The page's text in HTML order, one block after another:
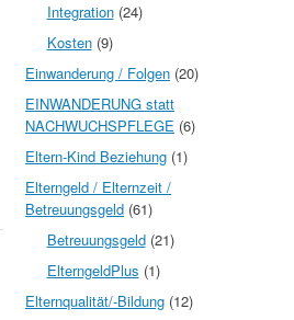
Integration(24)
Kosten(9)
Einwanderung / Folgen (20)
EINWANDERUNG statt
NACHWUCHSPFLEGE (6)
Eltern-Kind Beziehung (1)
Elterngeld / Elternzeit /
Betreuungsgeld (61)
Betreuungsgeld(21)
ElterngeldPlus (1)
Elternqualität/-Bildung (12)